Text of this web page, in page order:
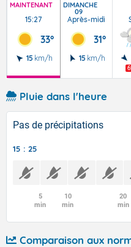
MAINTENANT
15:27
33°
15 km/h
DIMANCHE
09
Après-midi
31°
15 km/h
Pluie dans l'heure
Pas de précipitations
15 : 25
5
min
10
min
20
min
Comparaison aux